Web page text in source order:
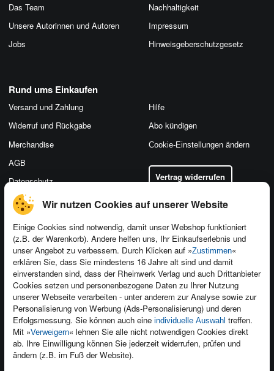
Wir nutzen Cookies auf unserer Website
Einige Cookies sind notwendig, damit unser Webshop funktioniert
(z.B. der Warenkorb). Andere helfen uns, Ihr Einkaufserlebnis und
unser Angebot zu verbessern. Durch Klicken auf »Zustimmen«
erklären Sie, dass Sie mindestens 16 Jahre alt sind und damit
einverstanden sind, dass der Rheinwerk Verlag und auch Drittanbieter
Cookies setzen und personenbezogene Daten zu Ihrer Nutzung
unserer Webseite verarbeiten - unter anderem zur Analyse sowie zur
Personalisierung von Werbung (Ads-Personalisierung) und deren
Erfolgsmessung. Sie können auch eine individuelle Auswahl treffen.
Mit »Verweigern« lehnen Sie alle nicht notwendigen Cookies direkt
ab. Ihre Einwilligung können Sie jederzeit widerrufen, prüfen und
ändern (z.B. im Fuß der Website).
Das Team
Unsere Autorinnen und Autoren
Jobs
Nachhaltigkeit
Impressum
Hinweis­geber­schutz­gesetz
Kontakt
Newsletter
Für Unternehmen
Presseservice
Dozentenservice
Produktfeedback
Foreign Rights
Ein Buch schreiben
Rund ums Einkaufen
Versand und Zahlung
Widerruf und Rückgabe
Merchandise
AGB
Datenschutz
Hilfe
Abo kündigen
Cookie-Einstellungen ändern
Vertrag widerrufen